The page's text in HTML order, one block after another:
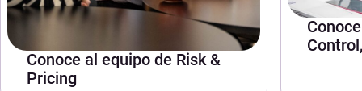
Conoce al equipo de Risk &
Pricing